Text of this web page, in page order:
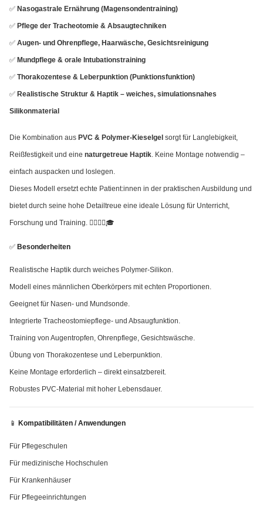
✅ Nasogastrale Ernährung (Magensondentraining)
✅ Pflege der Tracheotomie & Absaugtechniken
✅ Augen- und Ohrenpflege, Haarwäsche, Gesichtsreinigung
✅ Mundpflege & orale Intubationstraining
✅ Thorakozentese & Leberpunktion (Punktionsfunktion)
✅ Realistische Struktur & Haptik – weiches, simulationsnahes
Silikonmaterial
Die Kombination aus PVC & Polymer-Kieselgel sorgt für Langlebigkeit,
Reißfestigkeit und eine naturgetreue Haptik . Keine Montage notwendig –
einfach auspacken und loslegen.
Dieses Modell ersetzt echte Patient:innen in der praktischen Ausbildung und
bietet durch seine hohe Detailtreue eine ideale Lösung für Unterricht,
Forschung und Training. 👨‍⚕️🧑‍⚕️🎓
✅ Besonderheiten
Realistische Haptik durch weiches Polymer-Silikon.
Modell eines männlichen Oberkörpers mit echten Proportionen.
Geeignet für Nasen- und Mundsonde.
Integrierte Tracheostomiepflege- und Absaugfunktion.
Training von Augentropfen, Ohrenpflege, Gesichtswäsche.
Übung von Thorakozentese und Leberpunktion.
Keine Montage erforderlich – direkt einsatzbereit.
Robustes PVC-Material mit hoher Lebensdauer.
📱 Kompatibilitäten / Anwendungen
Für Pflegeschulen
Für medizinische Hochschulen
Für Krankenhäuser
Für Pflegeeinrichtungen